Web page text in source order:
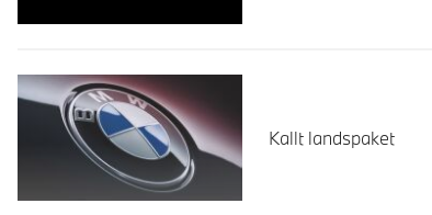
Kallt landspaket
Läs mer